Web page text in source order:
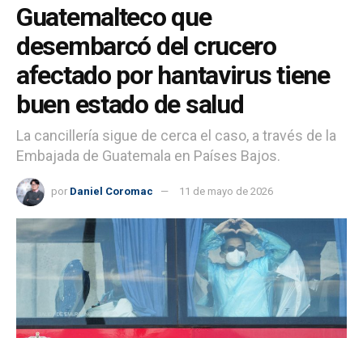
Guatemalteco que
desembarcó del crucero
afectado por hantavirus tiene
buen estado de salud
La cancillería sigue de cerca el caso, a través de la
Embajada de Guatemala en Países Bajos.
por Daniel Coromac 11 de mayo de 2026